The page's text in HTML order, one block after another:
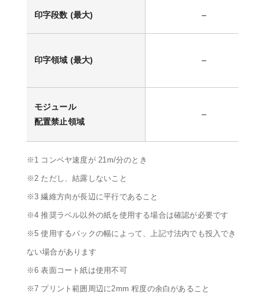
印字段数 (最大) –
印字領域 (最大) –
モジュール
配置禁止領域
–
※1 コンベヤ速度が 21m/分のとき
※2 ただし、結露しないこと
※3 繊維方向が長辺に平行であること
※4 推奨ラベル以外の紙を使用する場合は確認が必要です
※5 使用するパックの幅によって、上記寸法内でも投入でき
ない場合があります
※6 表面コート紙は使用不可
※7 プリント範囲周辺に2mm 程度の余白があること